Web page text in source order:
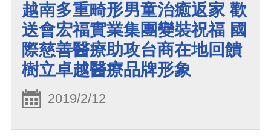
越南多重畸形男童治癒返家 歡
送會宏福實業集團變裝祝福 國
際慈善醫療助攻台商在地回饋
樹立卓越醫療品牌形象
2019/2/12